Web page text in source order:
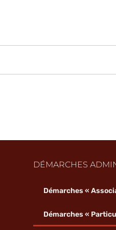
DÉMARCHES
Démarches «
Démarches «